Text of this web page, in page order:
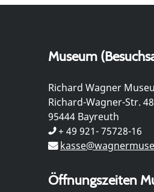
Museum
Richard Wagner
Richard-Wagner-Str. 48
95444 Bayreuth
+ 49 921- 75728-16
Öffnungszeiten